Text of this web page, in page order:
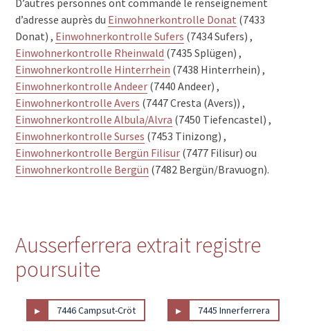
d’adresse auprès du Einwohnerkontrolle Donat (7433
Donat) , Einwohnerkontrolle Sufers (7434 Sufers) ,
Einwohnerkontrolle Rheinwald (7435 Splügen) ,
Einwohnerkontrolle Hinterrhein (7438 Hinterrhein) ,
Einwohnerkontrolle Andeer (7440 Andeer) ,
Einwohnerkontrolle Avers (7447 Cresta (Avers)) ,
Einwohnerkontrolle Albula/Alvra (7450 Tiefencastel) ,
Einwohnerkontrolle Surses (7453 Tinizong) ,
Einwohnerkontrolle Bergün Filisur (7477 Filisur) ou
Einwohnerkontrolle Bergün (7482 Bergün/Bravuogn).
Ausserferrera extrait registre
poursuite
▸ 7446 Campsut-Cröt ▸ 7445 Innerferrera